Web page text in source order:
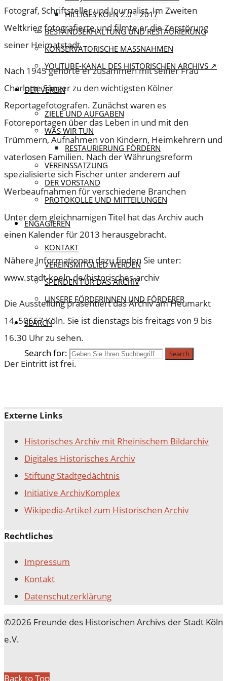
HILLIGES KÖLN 2.0 – 2017
BESTANDSERHALTUNG UND RESTAURIERUNG
KONSERVATORISCHE MASSNAHMEN
YOUTUBE-KANAL DES HISTORISCHEN ARCHIVS ↗
DER VEREIN
ZIELE UND AUFGABEN
WAS WIR TUN
RESTAURIERUNG FÖRDERN
VEREINSSATZUNG
DER VORSTAND
PROTOKOLLE UND MITTEILUNGEN
ENGAGIEREN
KONTAKT
VEREINSMITGLIED WERDEN
SPENDEN FÜR DAS ARCHIV
UNSERE FÖRDERINNEN UND FÖRDERER
SEARCH
Search for: Search
Fotograf, Schriftsteller und Journalist. Im Zweiten
Weltkrieg fotografierte und filmte er die Zerstörung
seiner Heimatstadt.
Nach 1945 gehörte er zusammen mit seiner Frau
Charlotte Sänger zu den wichtigsten Kölner
Reportagefotografen. Zunächst waren es
Fotoreportagen über das Leben in und mit den
Trümmern, Aufnahmen von Kindern, Heimkehrern und
vaterlosen Familien. Nach der Währungsreform
spezialisierte sich Fischer unter anderem auf
Werbeaufnahmen für verschiedene Branchen
Unter dem gleichnamigen Titel hat das Archiv auch
einen Kalender für 2013 herausgebracht.
Nähere Informationen dazu finden Sie unter:
www.stadt-koeln.de/historisches-archiv
Die Ausstellung präsentiert das Archiv am Heumarkt
14, 50667 Köln. Sie ist dienstags bis freitags von 9 bis
16.30 Uhr zu sehen.
Der Eintritt ist frei.
Externe Links
Historisches Archiv mit Rheinischem Bildarchiv
Digitales Historisches Archiv
Stiftung Stadtgedächtnis
Initiative ArchivKomplex
Wikipedia-Artikel zum Historischen Archiv
Rechtliches
Impressum
Kontakt
Datenschutz­erklärung
©2026 Freunde des Historischen Archivs der Stadt Köln
e.V.
Back to Top